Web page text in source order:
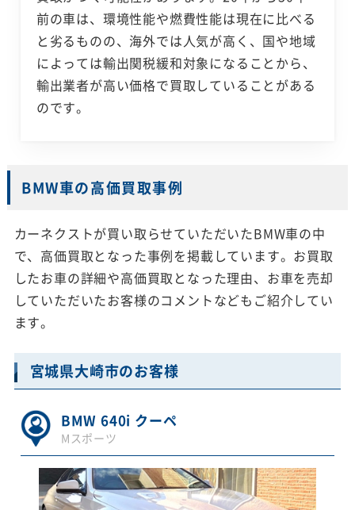
前の車は、環境性能や燃費性能は現在に比べる
と劣るものの、海外では人気が高く、国や地域
によっては輸出関税緩和対象になることから、
輸出業者が高い価格で買取していることがある
のです。
BMW車の高価買取事例
カーネクストが買い取らせていただいたBMW車の中
で、高価買取となった事例を掲載しています。お買取
したお車の詳細や高価買取となった理由、お車を売却
していただいたお客様のコメントなどもご紹介してい
ます。
宮城県大崎市のお客様
BMW 640i クーペ
Mスポーツ